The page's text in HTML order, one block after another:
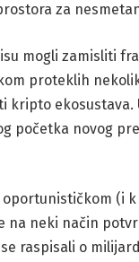
za
mogli zamisliti
proteklih
kripto
početka novog
(i
neki način
raspisali o